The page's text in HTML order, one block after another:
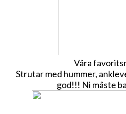
Våra
Strutar med hummer,
god!!! Ni måste